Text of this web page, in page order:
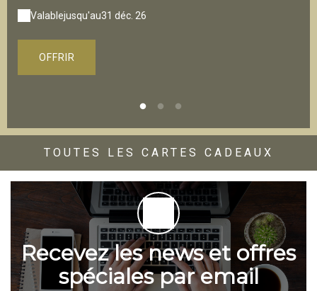
Valablejusqu'au31 déc. 26
OFFRIR
TOUTES LES CARTES CADEAUX
Recevez les news et offres
spéciales par email